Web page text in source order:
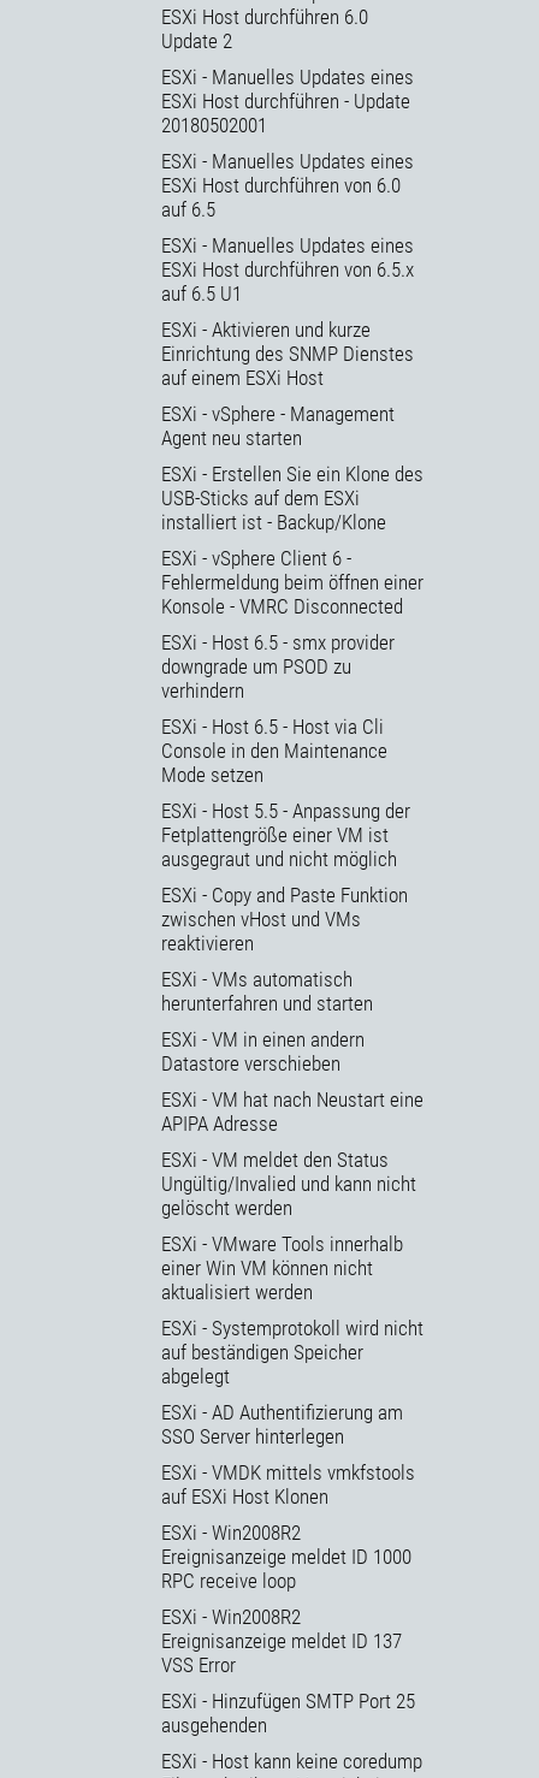
ESXi Host durchführen 6.0
Update 2
ESXi - Manuelles Updates eines
ESXi Host durchführen - Update
20180502001
ESXi - Manuelles Updates eines
ESXi Host durchführen von 6.0
auf 6.5
ESXi - Manuelles Updates eines
ESXi Host durchführen von 6.5.x
auf 6.5 U1
ESXi - Aktivieren und kurze
Einrichtung des SNMP Dienstes
auf einem ESXi Host
ESXi - vSphere - Management
Agent neu starten
ESXi - Erstellen Sie ein Klone des
USB-Sticks auf dem ESXi
installiert ist - Backup/Klone
ESXi - vSphere Client 6 -
Fehlermeldung beim öffnen einer
Konsole - VMRC Disconnected
ESXi - Host 6.5 - smx provider
downgrade um PSOD zu
verhindern
ESXi - Host 6.5 - Host via Cli
Console in den Maintenance
Mode setzen
ESXi - Host 5.5 - Anpassung der
Fetplattengröße einer VM ist
ausgegraut und nicht möglich
ESXi - Copy and Paste Funktion
zwischen vHost und VMs
reaktivieren
ESXi - VMs automatisch
herunterfahren und starten
ESXi - VM in einen andern
Datastore verschieben
ESXi - VM hat nach Neustart eine
APIPA Adresse
ESXi - VM meldet den Status
Ungültig/Invalied und kann nicht
gelöscht werden
ESXi - VMware Tools innerhalb
einer Win VM können nicht
aktualisiert werden
ESXi - Systemprotokoll wird nicht
auf beständigen Speicher
abgelegt
ESXi - AD Authentifizierung am
SSO Server hinterlegen
ESXi - VMDK mittels vmkfstools
auf ESXi Host Klonen
ESXi - Win2008R2
Ereignisanzeige meldet ID 1000
RPC receive loop
ESXi - Win2008R2
Ereignisanzeige meldet ID 137
VSS Error
ESXi - Hinzufügen SMTP Port 25
ausgehenden
ESXi - Host kann keine coredump